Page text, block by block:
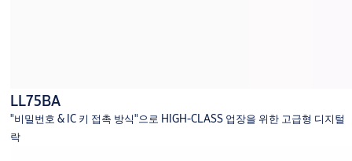
LL75BA
"비밀번호 & IC 키 접촉 방식"으로 HIGH-CLASS 업장을 위한 고급형 디지털
락